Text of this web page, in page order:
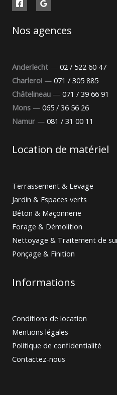
Nos agences
Anderlecht — 02 / 522 60 47
Charleroi — 071 / 305 885
Châtelineau — 071 / 39 66 91
Mons — 065 / 36 56 26
Namur — 081 / 31 00 11
Location de matériel
Terrassement & Levage
Jardin & Espaces verts
Béton & Maçonnerie
Forage & Démolition
Nettoyage & Traitement de
Ponçage & Finition
Informations
Conditions de location
Mentions légales
Politique de confidentialité
Contactez-nous